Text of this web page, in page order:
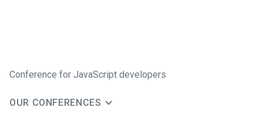
Conference for JavaScript developers
OUR CONFERENCES